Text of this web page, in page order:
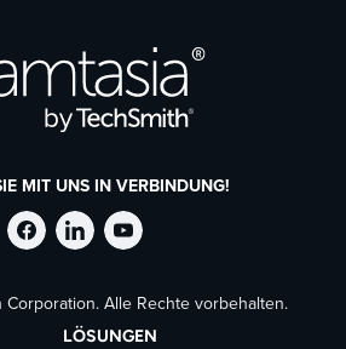
MIT UNS IN VERBINDUNG!
TechSmith
auf
TechSmith
auf
TechSmith
auf
Alle Rechte vorbehalten.
LÖSUNGEN